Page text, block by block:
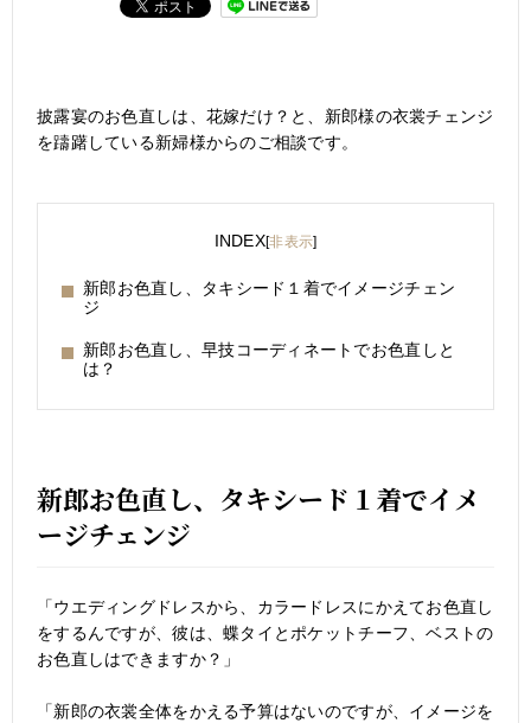
披露宴のお色直しは、花嫁だけ？と、新郎様の衣裳チェンジ
を躊躇している新婦様からのご相談です。
INDEX[非表示]
新郎お色直し、タキシード１着でイメージチェン
ジ
新郎お色直し、早技コーディネートでお色直しと
は？
新郎お色直し、タキシード１着でイメ
ージチェンジ
「ウエディングドレスから、カラードレスにかえてお色直し
をするんですが、彼は、蝶タイとポケットチーフ、ベストの
お色直しはできますか？」
「新郎の衣裳全体をかえる予算はないのですが、イメージを